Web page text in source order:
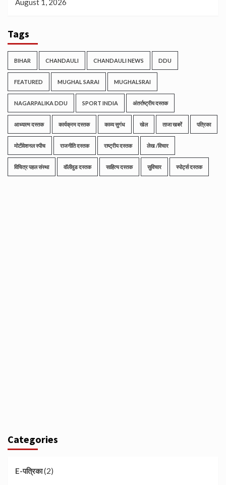
August 1, 2026
Tags
BIHAR CHANDAULI CHANDAULI NEWS DDU
FEATURED MUGHAL SARAI MUGHALSRAI
NAGARPALIKA DDU SPORT INDIA अंतर्राष्ट्रीय दस्तक
आध्यात्म दस्तक कार्यक्रम दस्तक काव्य सुगंध खेल ताजा खबरें पत्रिका
मोटीवेशनल स्पीच राजनीति दस्तक राष्ट्रीय दस्तक लेख /विचार
विचित्र पहल संस्था वॉलीवुड दस्तक साहित्य दस्तक सुविचार स्पोर्ट्स दस्तक
Categories
E-पत्रिका(2)